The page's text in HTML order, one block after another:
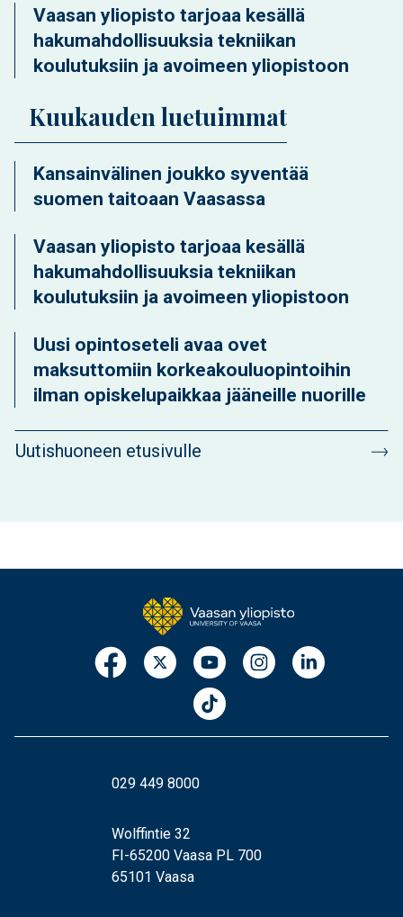
Vaasan yliopisto tarjoaa kesällä
hakumahdollisuuksia tekniikan
koulutuksiin ja avoimeen yliopistoon
Kuukauden luetuimmat
Kansainvälinen joukko syventää
suomen taitoaan Vaasassa
Vaasan yliopisto tarjoaa kesällä
hakumahdollisuuksia tekniikan
koulutuksiin ja avoimeen yliopistoon
Uusi opintoseteli avaa ovet
maksuttomiin korkeakouluopintoihin
ilman opiskelupaikkaa jääneille nuorille
Uutishuoneen etusivulle
029 449 8000
Wolffintie 32
FI-65200 Vaasa PL 700
65101 Vaasa